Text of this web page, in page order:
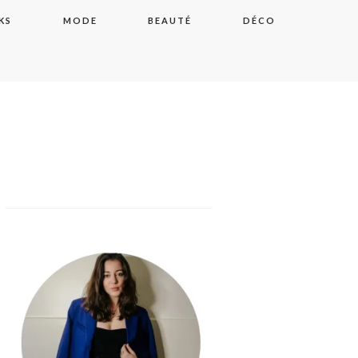
MODE BEAUTÉ DÉCO